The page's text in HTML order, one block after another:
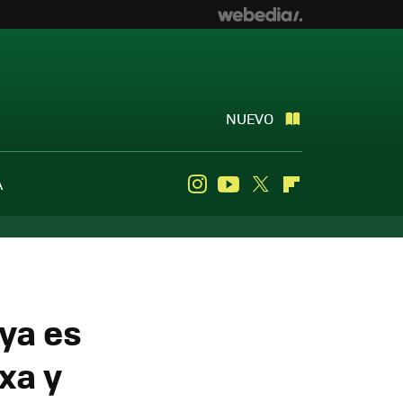
NUEVO
InstagramYoutube
Twitter
es
y